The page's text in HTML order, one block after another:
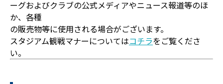
ーグおよびクラブの公式メディアやニュース報道等のほ
か、各種
の販売物等に使用される場合がございます。
スタジアム観戦マナーについてはコチラをご覧くださ
い。